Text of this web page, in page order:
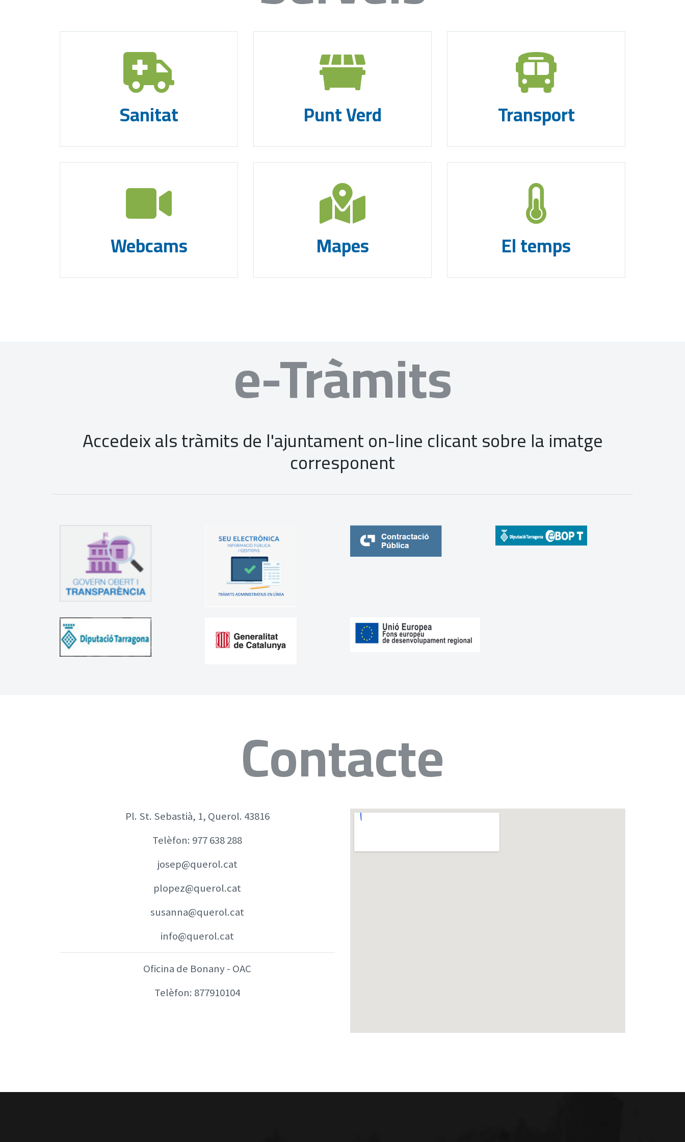
Sanitat Punt Verd Transport
Webcams Mapes El temps
e-Tràmits
Accedeix als tràmits de l'ajuntament on-line clicant sobre la imatge
corresponent
Contacte
Pl. St. Sebastià, 1, Querol. 43816
Telèfon: 977 638 288
josep@querol.cat
plopez@querol.cat
susanna@querol.cat
info@querol.cat
Oficina de Bonany - OAC
Telèfon: 877910104